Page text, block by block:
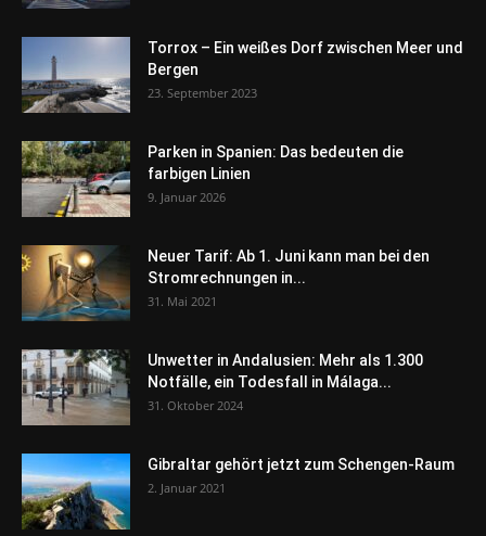
Torrox – Ein weißes Dorf zwischen Meer und
Bergen
23. September 2023
Parken in Spanien: Das bedeuten die
farbigen Linien
9. Januar 2026
Neuer Tarif: Ab 1. Juni kann man bei den
Stromrechnungen in...
31. Mai 2021
Unwetter in Andalusien: Mehr als 1.300
Notfälle, ein Todesfall in Málaga...
31. Oktober 2024
Gibraltar gehört jetzt zum Schengen-Raum
2. Januar 2021